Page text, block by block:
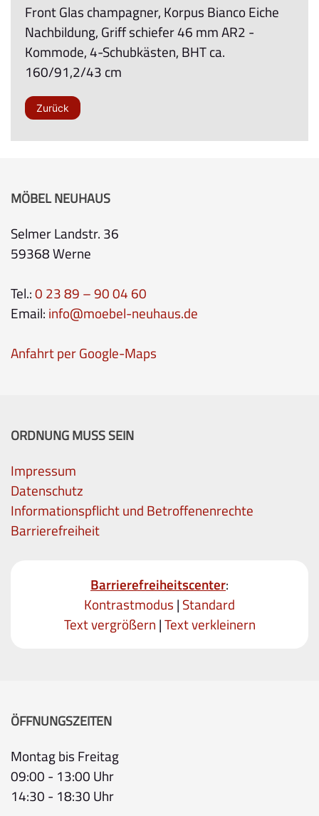
Front Glas champagner, Korpus Bianco Eiche
Nachbildung, Griff schiefer 46 mm AR2 -
Kommode, 4-Schubkästen, BHT ca.
160/91,2/43 cm
Zurück
MÖBEL NEUHAUS
Selmer Landstr. 36
59368 Werne
Tel.:0 23 89 – 90 04 60
Email: info@moebel-neuhaus.de
Anfahrt per Google-Maps
ORDNUNG MUSS SEIN
Impressum
Datenschutz
Informationspflicht und Betroffenenrechte
Barrierefreiheit
Barrierefreiheitscenter:
Kontrastmodus | Standard
Text vergrößern |Text verkleinern
ÖFFNUNGSZEITEN
Montag bis Freitag
09:00 - 13:00 Uhr
14:30 - 18:30 Uhr